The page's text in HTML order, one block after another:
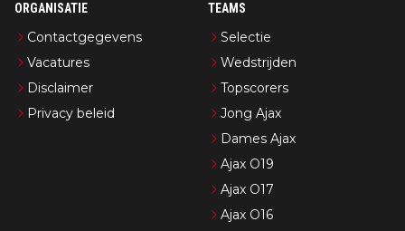
ORGANISATIE
Contactgegevens
Vacatures
Disclaimer
Privacy beleid
TEAMS
Selectie
Wedstrijden
Topscorers
Jong Ajax
Dames Ajax
Ajax O19
Ajax O17
Ajax O16